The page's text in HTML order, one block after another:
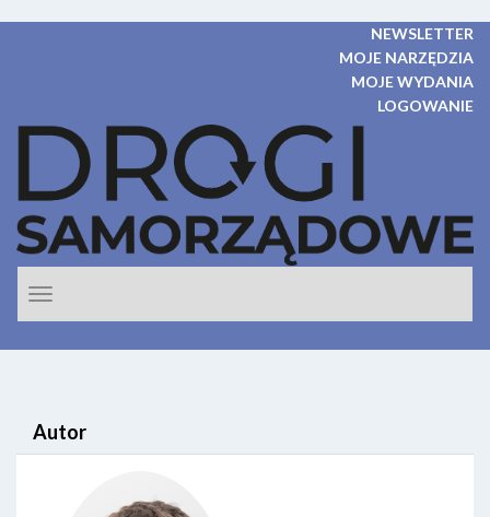
NEWSLETTER
MOJE NARZĘDZIA
MOJE WYDANIA
LOGOWANIE
nawigacje
Autor